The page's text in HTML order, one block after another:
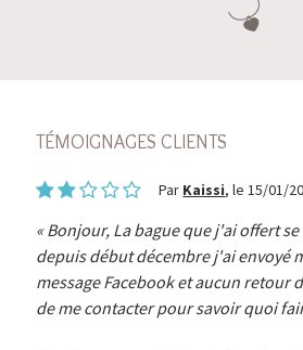
TÉMOIGNAGES CLIENTS
Par Kaissi, le 15/01/
Bonjour, La bague que j'ai offert
depuis début décembre j'ai envoyé
message Facebook et aucun retour
de me contacter pour savoir quoi